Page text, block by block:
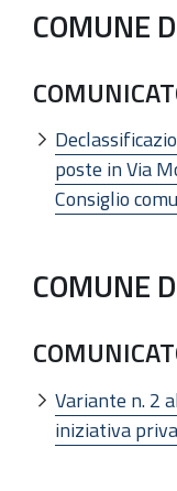
COMUNE
poste in Via
Consiglio
COMUNE
Variante n. 2
iniziativa